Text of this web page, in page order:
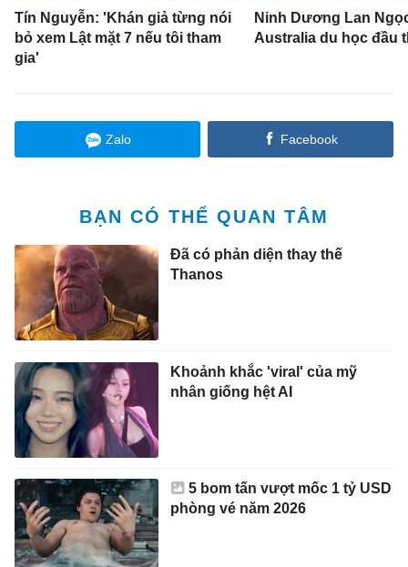
Tín Nguyễn: 'Khán giả từng nói
bỏ xem Lật mặt 7 nếu tôi tham
gia'
Ninh Dương Lan
Australia du học đầu
Zalo Facebook
BẠN CÓ THỂ QUAN TÂM
Đã có phản diện thay thế
Thanos
Khoảnh khắc 'viral' của mỹ
nhân giống hệt AI
5 bom tấn vượt mốc 1 tỷ USD
phòng vé năm 2026